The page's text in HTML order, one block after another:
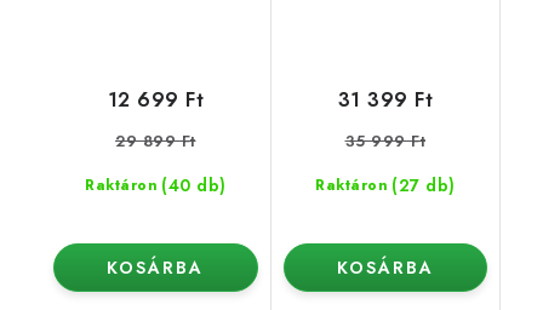
Raktáron (40 db)
12 699 Ft
29 899 Ft
KOSÁRBA
Raktáron (27 db)
31 399 Ft
35 999 Ft
KOSÁRBA